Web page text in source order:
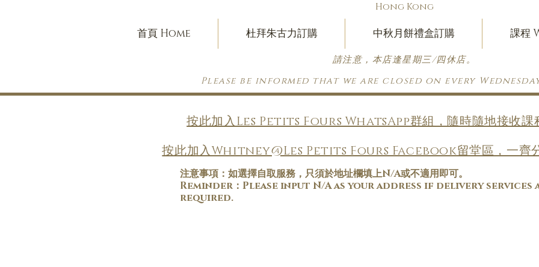
Hong Kong
首頁 Home 杜拜朱古力訂購 中秋月餅禮盒訂購 課程
請注意，本店逢星期三/四休店。
Please be informed that we are closed on every
按此加入Les Petits Fours WhatsApp群組，隨時隨地接收課
按此加入Whitney@Les Petits Fours Facebook留堂區，一齊分
注意事項：如選擇自取服務，只須於地址欄填上N/A或不適用即可。
​Reminder：Please input N/A as your address if delivery services
required.